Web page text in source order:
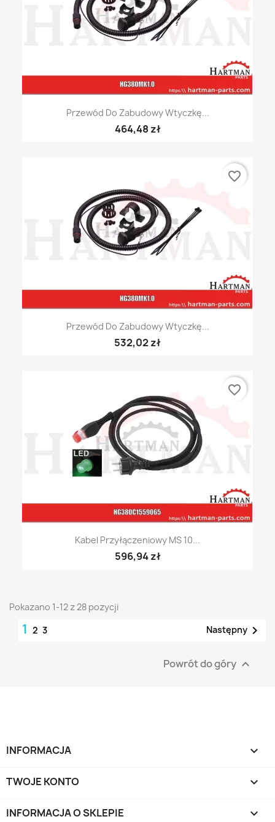
Przewód Do Zabudowy Wtyczkę...
464,48 zł
Przewód Do Zabudowy Wtyczkę...
532,02 zł
favorite_border
Kabel Przyłączeniowy MS 10...
596,94 zł
favorite_border
Pokazano 1-12 z 28 pozycji
1 2 3 Następny 
Powrót do góry 
INFORMACJA 
TWOJE KONTO 
INFORMACJA O SKLEPIE keyboard_arrow_down